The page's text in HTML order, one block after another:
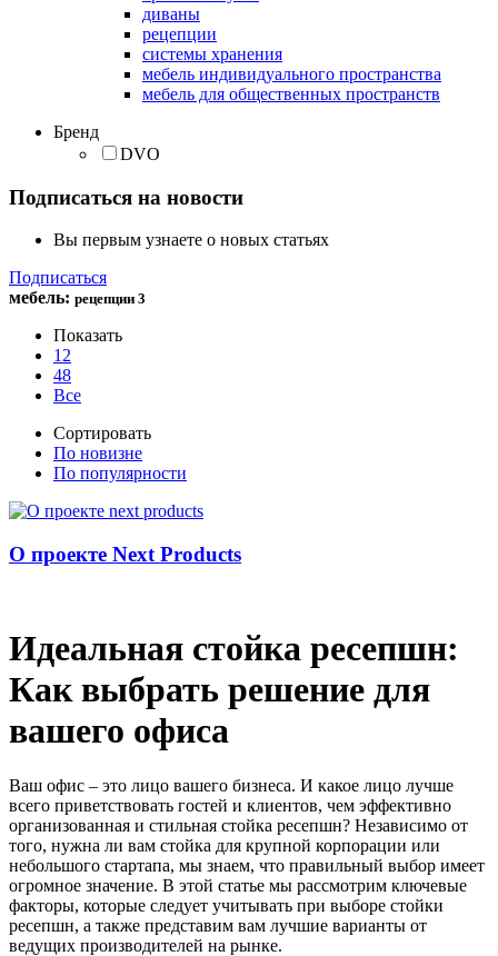
диваны
рецепции
системы хранения
мебель индивидуального пространства
мебель для общественных пространств
Бренд
DVO
Подписаться на новости
Вы первым узнаете о новых статьях
Подписаться
мебель: рецепции 3
Показать
12
48
Все
Сортировать
По новизне
По популярности
О проекте Next Products
Идеальная стойка ресепшн:
Как выбрать решение для
вашего офиса
Ваш офис – это лицо вашего бизнеса. И какое лицо лучше
всего приветствовать гостей и клиентов, чем эффективно
организованная и стильная стойка ресепшн? Независимо от
того, нужна ли вам стойка для крупной корпорации или
небольшого стартапа, мы знаем, что правильный выбор имеет
огромное значение. В этой статье мы рассмотрим ключевые
факторы, которые следует учитывать при выборе стойки
ресепшн, а также представим вам лучшие варианты от
ведущих производителей на рынке.